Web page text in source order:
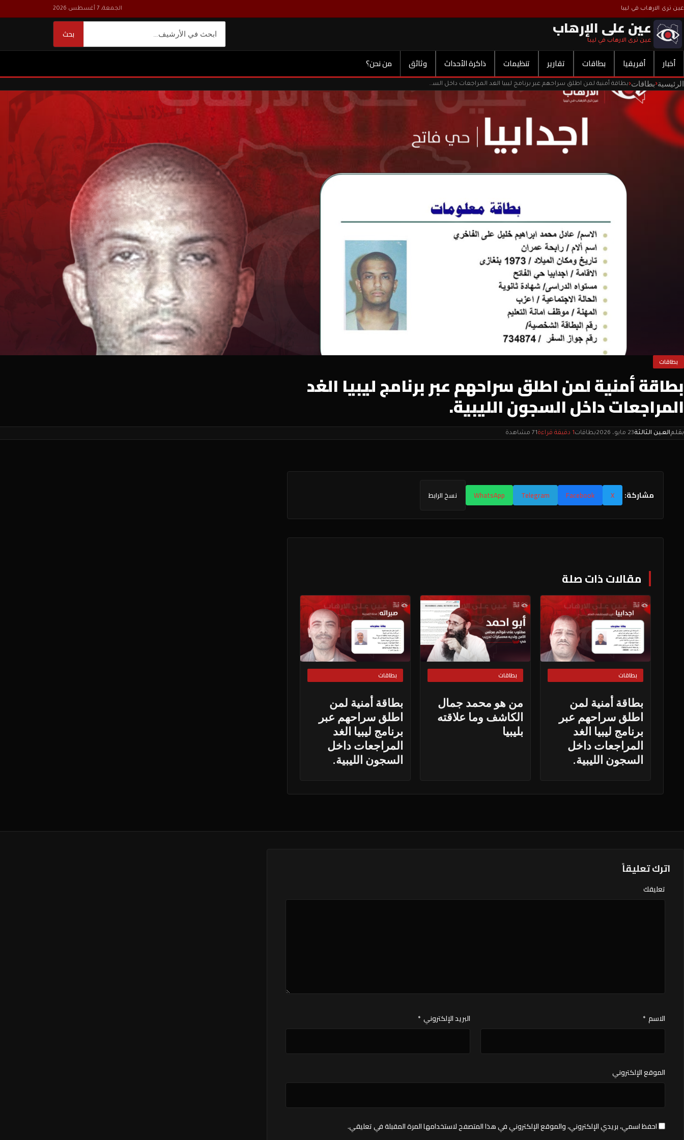
عين ترى الارهاب في ليبا الجمعة، 7 أغسطس 2026
عين على الإرهاب
عين ترى الارهاب في ليبا
بحث
أخبار أفريقيا بطاقات تقارير تنظيمات ذاكرة الأحداث وثائق من نحن؟
الرئيسية‹بطاقات‹ بطاقة أمنية لمن اطلق سراحهم عبر برنامج ليبيا الغد المراجعات داخل السجون الليبية.
بطاقات
بطاقة أمنية لمن اطلق سراحهم عبر برنامج ليبيا الغد
المراجعات داخل السجون الليبية.
بقلمالعين الثالثة23 مايو، 2026 بطاقات1 دقيقة قراءة 71 مشاهدة
مشاركة: X
Facebook
Telegram
WhatsApp نسخ الرابط
مقالات ذات صلة
بطاقات
بطاقة أمنية لمن
اطلق سراحهم عبر
برنامج ليبيا الغد
المراجعات داخل
السجون الليبية.
بطاقات
من هو محمد جمال
الكاشف وما علاقته
بليبيا
بطاقات
بطاقة أمنية لمن
اطلق سراحهم عبر
برنامج ليبيا الغد
المراجعات داخل
السجون الليبية.
اترك تعليقاً
تعليقك
الاسم * البريد الإلكتروني *
الموقع الإلكتروني
احفظ اسمي، بريدي الإلكتروني، والموقع الإلكتروني في هذا المتصفح لاستخدامها المرة المقبلة في تعليقي.